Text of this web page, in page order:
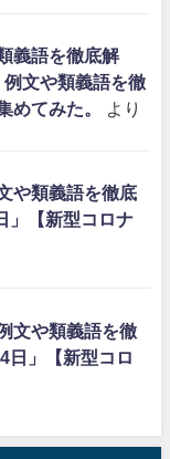
義語を徹底解
例文や類義語を徹
めてみた。
より
や類義語を徹底
」【新型コロナ
文や類義語を徹
日」【新型コロ